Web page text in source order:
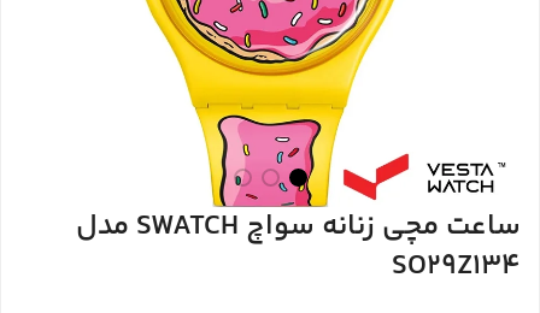
ساعت مچی زنانه سواچ SWATCH مدل
SO29Z134